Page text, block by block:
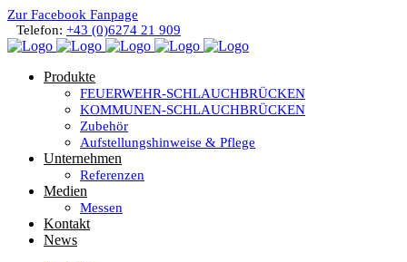
Zur Facebook Fanpage
Telefon: +43 (0)6274 21 909
Produkte
FEUERWEHR-SCHLAUCHBRÜCKEN
KOMMUNEN-SCHLAUCHBRÜCKEN
Zubehör
Aufstellungshinweise & Pflege
Unternehmen
Referenzen
Medien
Messen
Kontakt
News